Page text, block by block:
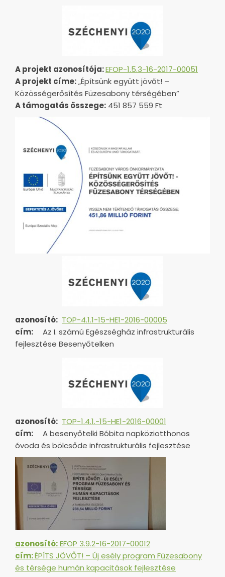
A projekt azonosítója:EFOP-1.5.3-16-2017-00051
A projekt címe:„Építsünk együtt jövőt! –
Közösségerősítés Füzesabony térségében”
A támogatás összege: 451 857 559 Ft
azonosító: TOP-4.1.1-15-HE1-2016-00005
cím:
Az I. számú Egészségház infrastrukturális
fejlesztése Besenyőtelken
azonosító: TOP-1.4.1.-15-HE1-2016-00001
cím:
A besenyőtelki Bóbita napköziotthonos
óvoda és bölcsőde infrastrukturális fejlesztése
azonosító:EFOP 3.9.2-16-2017-00012
cím:ÉPÍTS JÖVŐT! – Új esély program Füzesabony
és térsége humán kapacitások fejlesztése